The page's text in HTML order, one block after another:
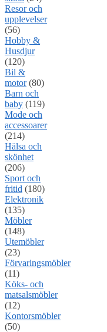
Resor och
upplevelser
(56)
Hobby &
Husdjur
(120)
Bil &
motor (80)
Barn och
baby (119)
Mode och
accessoarer
(214)
Hälsa och
skönhet
(206)
Sport och
fritid (180)
Elektronik
(135)
Möbler
(148)
Utemöbler
(23)
Förvaringsmöbler
(11)
Köks- och
matsalsmöbler
(12)
Kontorsmöbler
(50)